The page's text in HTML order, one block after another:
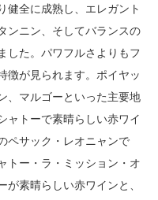
健全に成熟し、エレガント
ンニン、そしてバランスの
した。パワフルさよりもフ
徴が見られます。ポイヤッ
、マルゴーといった主要地
ャトーで素晴らしい赤ワイ
ペサック・レオニャンで
トー・ラ・ミッション・オ
素晴らしい赤ワインと、